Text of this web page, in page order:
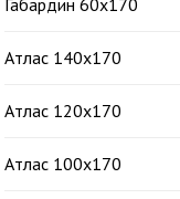
Габардин 60х170
Атлас 140х170
Атлас 120х170
Атлас 100х170